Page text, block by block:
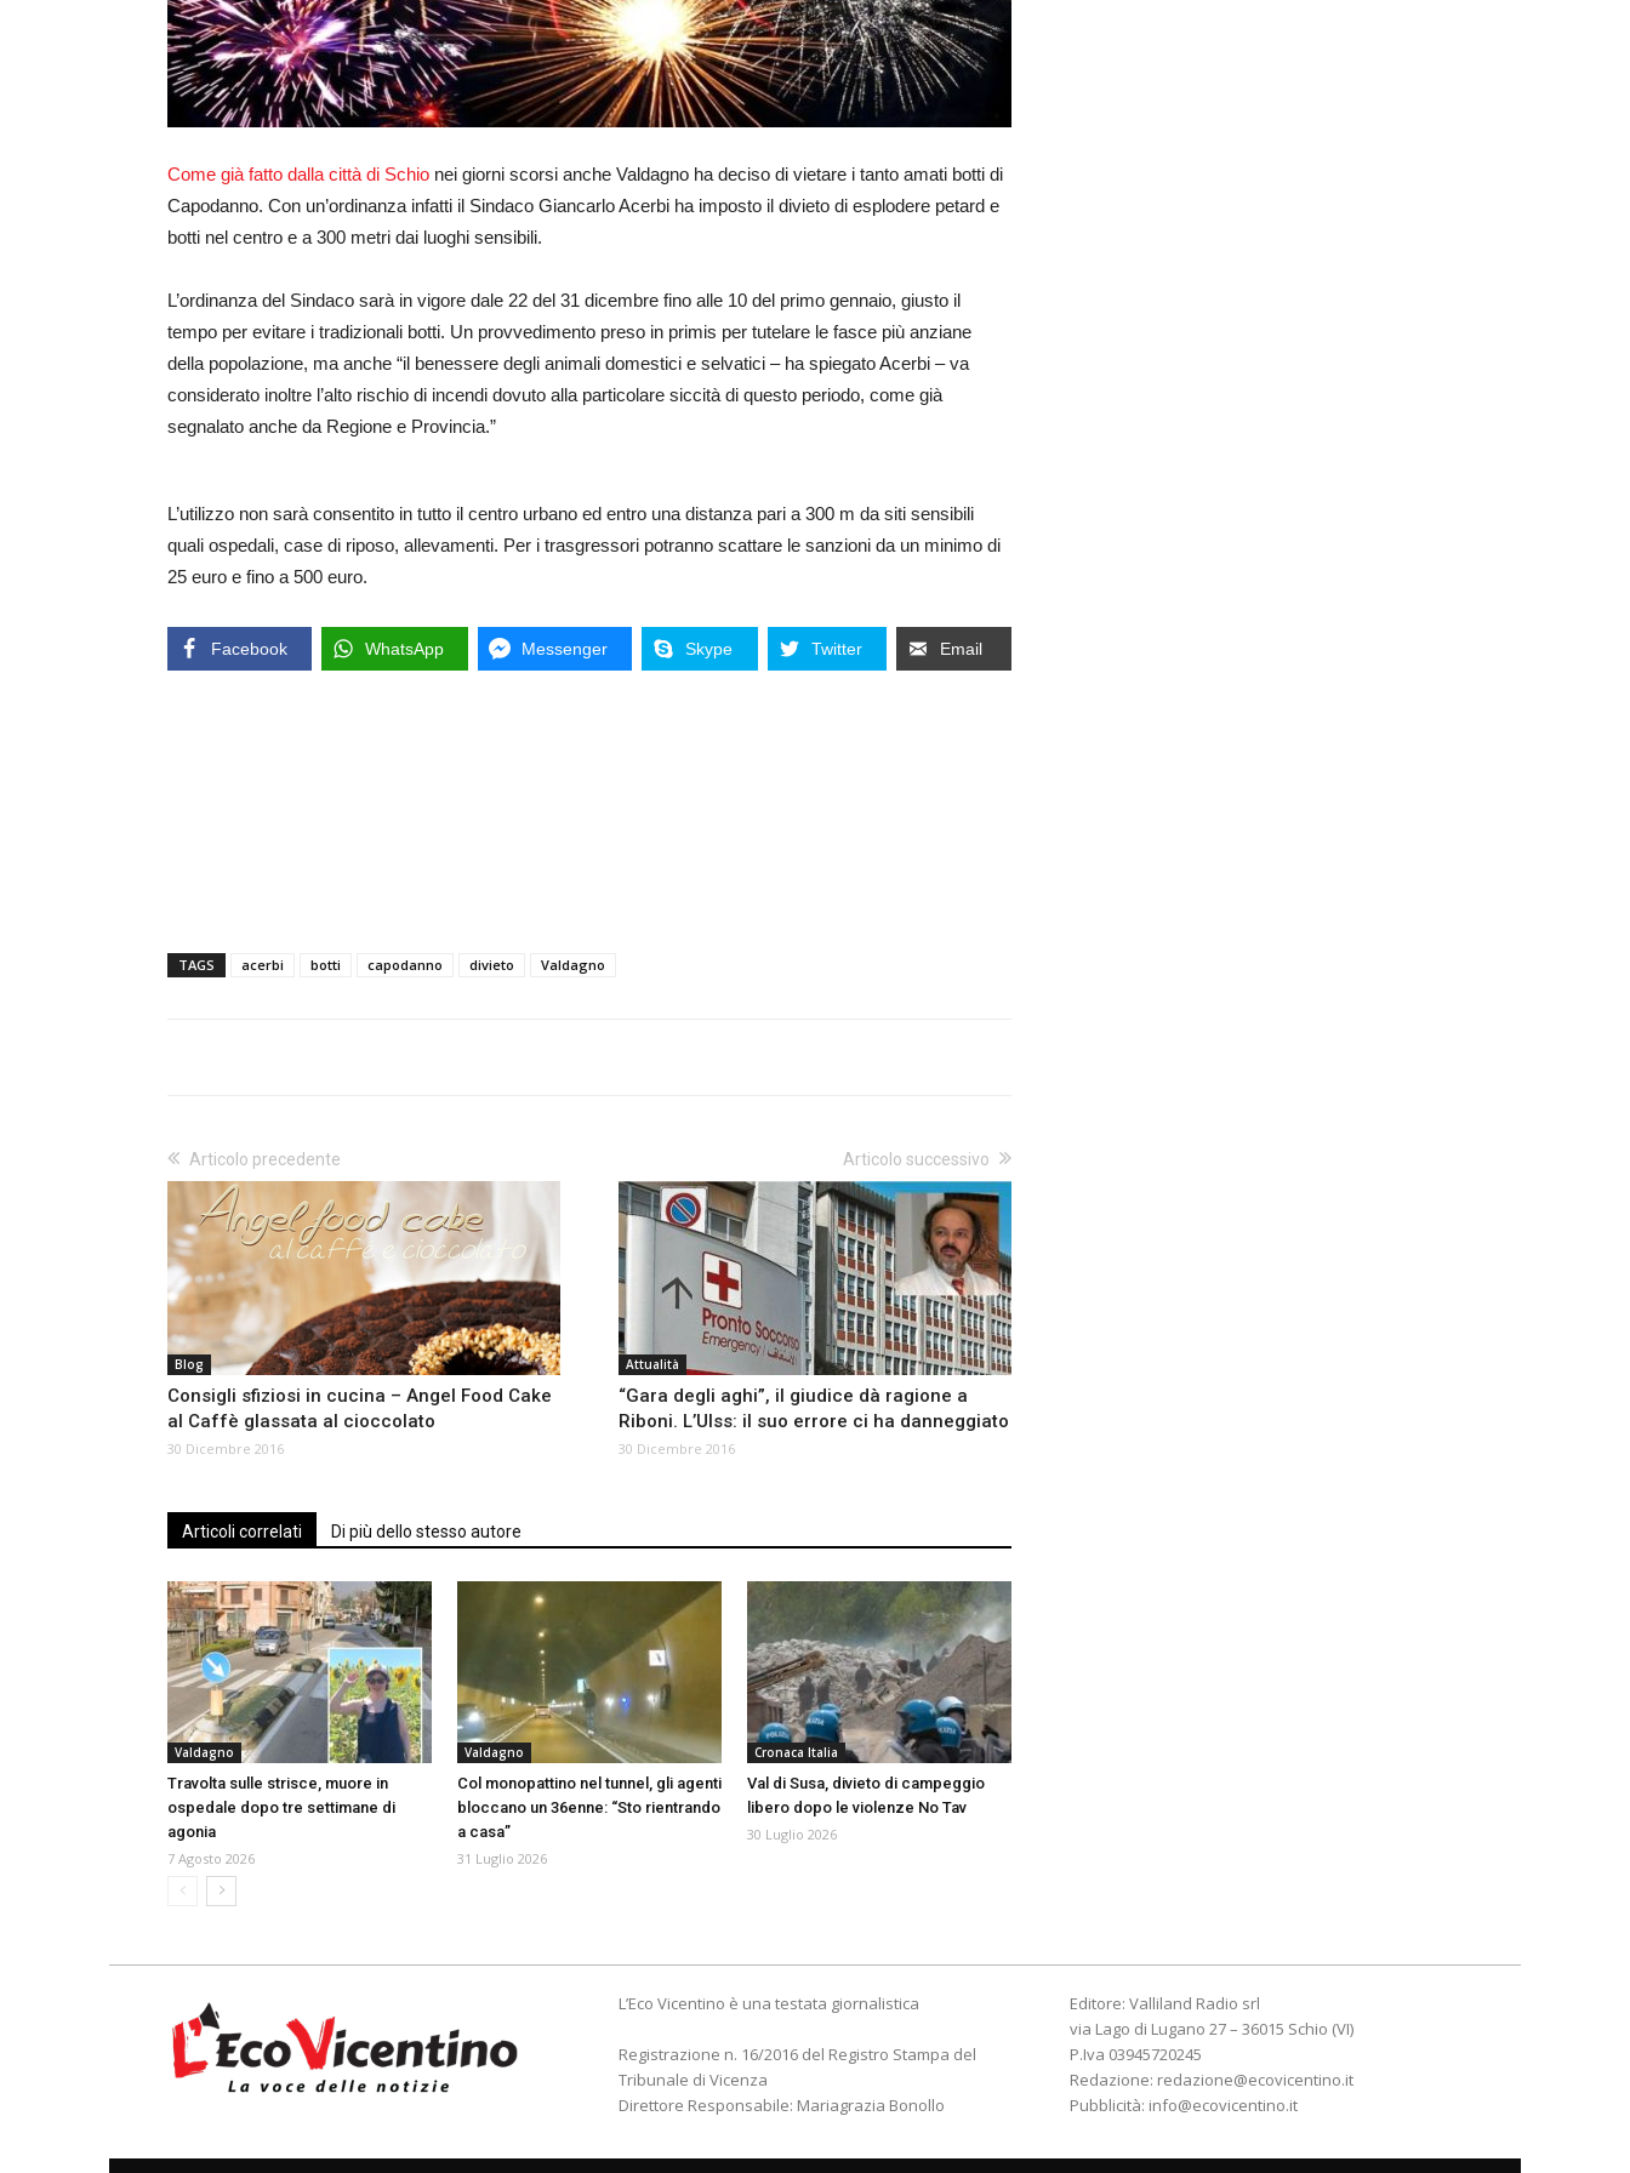
Come già fatto dalla città di Schio nei giorni scorsi anche Valdagno ha deciso di vietare i tanto amati botti di
Capodanno. Con un’ordinanza infatti il Sindaco Giancarlo Acerbi ha imposto il divieto di esplodere petard e
botti nel centro e a 300 metri dai luoghi sensibili.
L’ordinanza del Sindaco sarà in vigore dale 22 del 31 dicembre fino alle 10 del primo gennaio, giusto il
tempo per evitare i tradizionali botti. Un provvedimento preso in primis per tutelare le fasce più anziane
della popolazione, ma anche “il benessere degli animali domestici e selvatici – ha spiegato Acerbi – va
considerato inoltre l’alto rischio di incendi dovuto alla particolare siccità di questo periodo, come già
segnalato anche da Regione e Provincia.”
L’utilizzo non sarà consentito in tutto il centro urbano ed entro una distanza pari a 300 m da siti sensibili
quali ospedali, case di riposo, allevamenti. Per i trasgressori potranno scattare le sanzioni da un minimo di
25 euro e fino a 500 euro.
Facebook WhatsApp Messenger Skype Twitter Email
TAGS acerbi botti capodanno divieto Valdagno
Articolo precedente
Blog
Consigli sfiziosi in cucina – Angel Food Cake
al Caffè glassata al cioccolato
30 Dicembre 2016
Articolo successivo
Attualità
“Gara degli aghi”, il giudice dà ragione a
Riboni. L’Ulss: il suo errore ci ha danneggiato
30 Dicembre 2016
Articoli correlati Di più dello stesso autore
Valdagno
Travolta sulle strisce, muore in
ospedale dopo tre settimane di
agonia
7 Agosto 2026
Valdagno
Col monopattino nel tunnel, gli agenti
bloccano un 36enne: “Sto rientrando
a casa”
31 Luglio 2026
Cronaca Italia
Val di Susa, divieto di campeggio
libero dopo le violenze No Tav
30 Luglio 2026
L’Eco Vicentino è una testata giornalistica
Registrazione n. 16/2016 del Registro Stampa del
Tribunale di Vicenza
Direttore Responsabile: Mariagrazia Bonollo
Editore: Valliland Radio srl
via Lago di Lugano 27 – 36015 Schio (VI)
P.Iva 03945720245
Redazione: redazione@ecovicentino.it
Pubblicità: info@ecovicentino.it